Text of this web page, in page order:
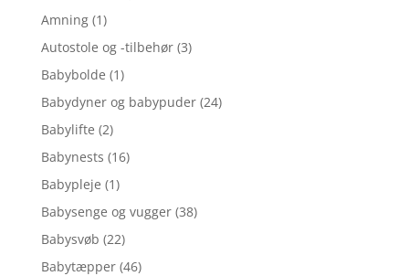
Amning (1)
Autostole og -tilbehør (3)
Babybolde (1)
Babydyner og babypuder (24)
Babylifte (2)
Babynests (16)
Babypleje (1)
Babysenge og vugger (38)
Babysvøb (22)
Babytæpper (46)